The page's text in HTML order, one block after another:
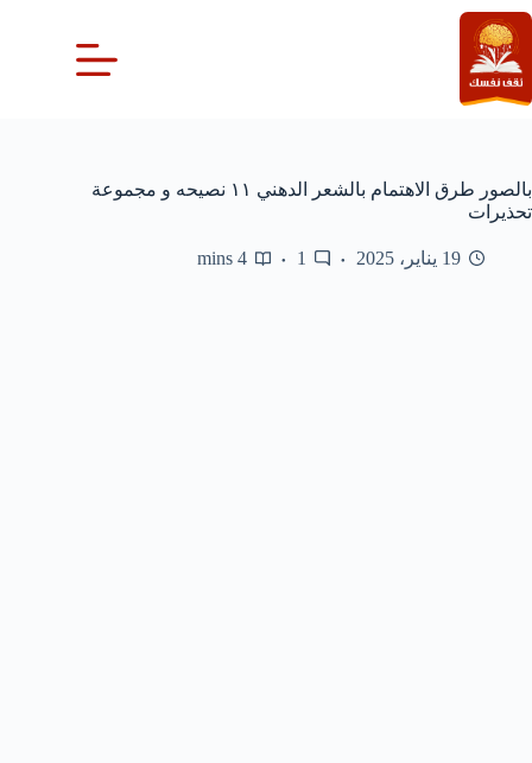
التجاوز
إلى
المحتوى
بالصور طرق الاهتمام بالشعر الدهني ١١ نصيحه و مجموعة
تحذيرات
19 يناير، 2025 1
4 mins